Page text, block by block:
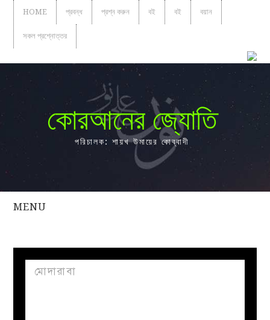
HOME প্রবন্ধ প্রশ্ন করুন বই বই বয়ান
সকল প্রশ্নোত্তর
কোরআনের জ্যোতি
পরিচালক: শায়খ উমায়ের কোব্বাদী
MENU
সকল
প্রবন্ধ
মোদারাবা